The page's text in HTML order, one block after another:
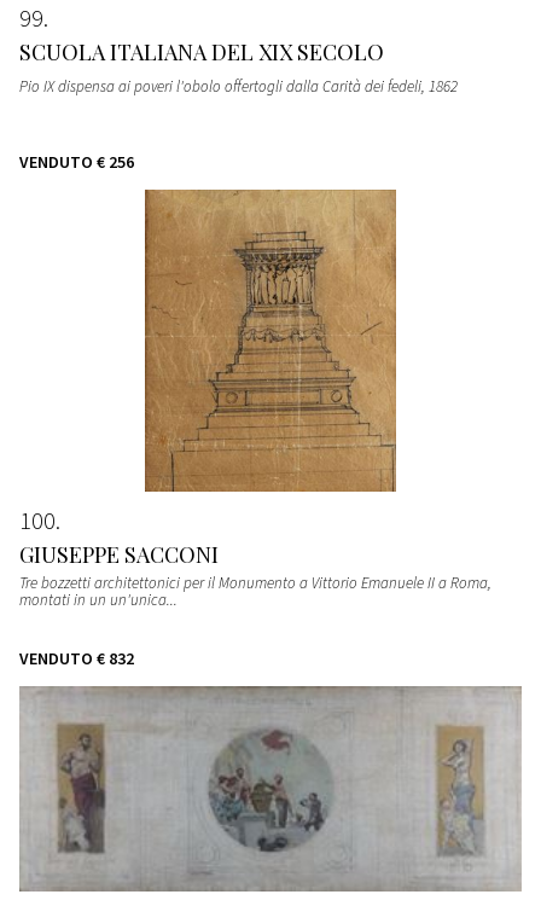
99
SCUOLA ITALIANA DEL XIX SECOLO
Pio IX dispensa ai poveri l'obolo offertogli dalla Carità dei fedeli, 1862
VENDUTO € 256
100
GIUSEPPE SACCONI
Tre bozzetti architettonici per il Monumento a Vittorio Emanuele II a Roma,
montati in un un'unica...
VENDUTO € 832